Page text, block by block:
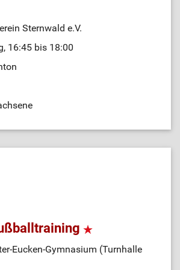
Sternwald e.V.
16:45 bis 18:00
Eucken-Gymnasium (Turnhalle